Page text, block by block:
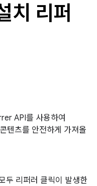
치 리퍼
API를 사용하여
텐츠를 안전하게 가져올
두 리퍼러 클릭이 발생한